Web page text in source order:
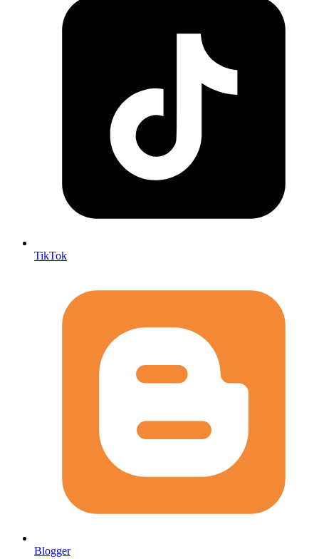
TikTok
Blogger